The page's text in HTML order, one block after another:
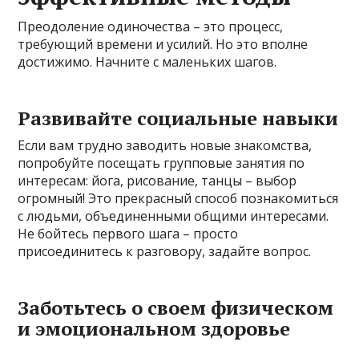
Преодоление одиночества – это процесс,
требующий времени и усилий. Но это вполне
достижимо. Начните с маленьких шагов.
Развивайте социальные навыки
Если вам трудно заводить новые знакомства,
попробуйте посещать групповые занятия по
интересам: йога, рисование, танцы – выбор
огромный! Это прекрасный способ познакомиться
с людьми, объединенными общими интересами.
Не бойтесь первого шага – просто
присоединитесь к разговору, задайте вопрос.
Заботьтесь о своем физическом
и эмоциональном здоровье